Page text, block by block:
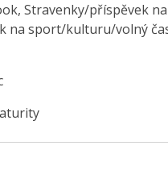
Stravenky/příspěvek
na sport/kulturu/volný